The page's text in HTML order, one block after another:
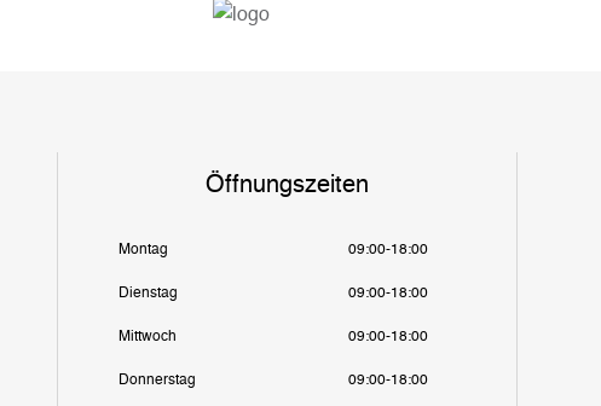
Öffnungszeiten
Montag 09:00-18:00
Dienstag 09:00-18:00
Mittwoch 09:00-18:00
Donnerstag 09:00-18:00